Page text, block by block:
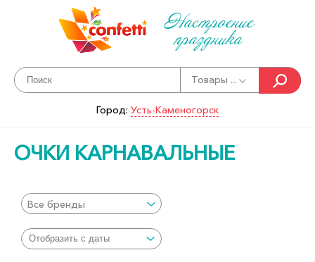
Настроение
праздника
Товары ...
Город: Усть-Каменогорск
ОЧКИ КАРНАВАЛЬНЫЕ
Все бренды